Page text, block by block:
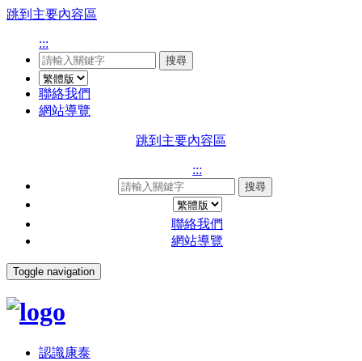
跳到主要內容區
:::
搜尋
聯絡我們
網站導覽
跳到主要內容區
:::
搜尋
聯絡我們
網站導覽
Toggle navigation
認識康泰